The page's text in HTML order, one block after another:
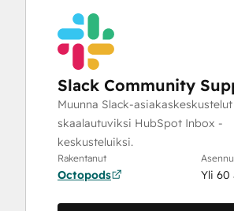
Slack Community
Muunna Slack-asiakaskeskustelut
skaalautuviksi HubSpot Inbox -
keskusteluiksi.
Rakentanut
Octopods Yli 60